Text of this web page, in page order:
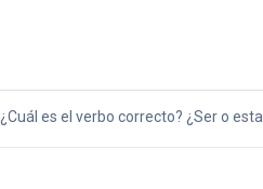
¿Cuál es el verbo correcto? ¿Ser o